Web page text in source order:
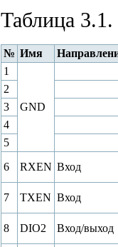
Таблица
№ Имя
1
GND
2
3
4
5
6
RXEN Вход
7 TXEN Вход
8 DIO2 Вход/выход